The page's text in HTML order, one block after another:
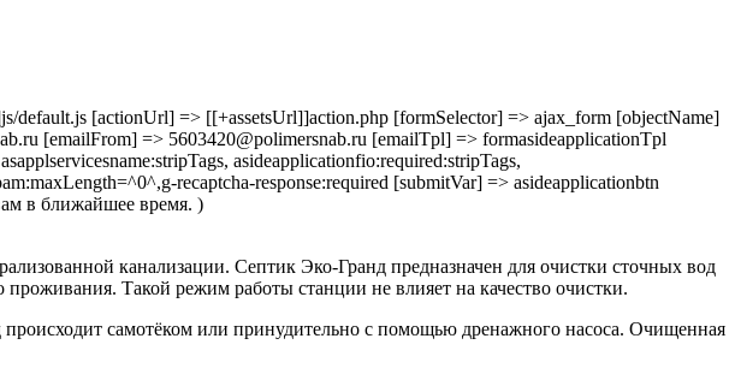
[actionUrl] => [[+assetsUrl]]action.php [formSelector] => ajax_form [objectName]
[emailFrom] => 5603420@polimersnab.ru [emailTpl] => formasideapplicationTpl
asideapplicationfio:required:stripTags,
recaptcha-response:required [submitVar] => asideapplicationbtn
в ближайшее время. )
канализации. Септик Эко-Гранд предназначен для очистки сточных вод
проживания. Такой режим работы станции не влияет на качество очистки.
самотёком или принудительно с помощью дренажного насоса. Очищенная